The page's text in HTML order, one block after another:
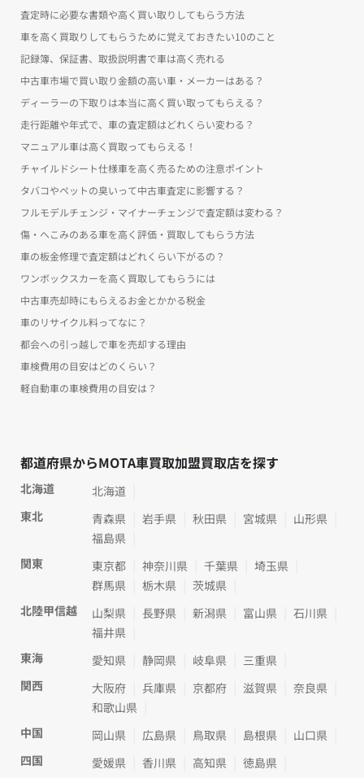
査定時に必要な書類や高く買い取りしてもらう方法
車を高く買取りしてもらうために覚えておきたい10のこと
記録簿、保証書、取扱説明書で車は高く売れる
中古車市場で買い取り金額の高い車・メーカーはある？
ディーラーの下取りは本当に高く買い取ってもらえる？
走行距離や年式で、車の査定額はどれくらい変わる？
マニュアル車は高く買取ってもらえる！
チャイルドシート仕様車を高く売るための注意ポイント
タバコやペットの臭いって中古車査定に影響する？
フルモデルチェンジ・マイナーチェンジで査定額は変わる？
傷・へこみのある車を高く評価・買取してもらう方法
車の板金修理で査定額はどれくらい下がるの？
ワンボックスカーを高く買取してもらうには
中古車売却時にもらえるお金とかかる税金
車のリサイクル料ってなに？
都会への引っ越しで車を売却する理由
車検費用の目安はどのくらい？
軽自動車の車検費用の目安は？
都道府県からMOTA車買取加盟買取店を探す
北海道
北海道
東北
青森県 岩手県 秋田県 宮城県
山形県
福島県
関東
東京都 神奈川県 千葉県
埼玉県
群馬県
栃木県
茨城県
北陸甲信越
山梨県 長野県 新潟県 富山県
石川県
福井県
東海
愛知県 静岡県 岐阜県
三重県
関西
大阪府 兵庫県 京都府 滋賀県
奈良県
和歌山県
中国
岡山県 広島県 鳥取県 島根県
山口県
四国
愛媛県 香川県 高知県 徳島県